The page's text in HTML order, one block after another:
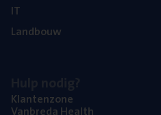
IT
Land­bouw
Klan­ten­zo­ne
Van­b­re­da Health